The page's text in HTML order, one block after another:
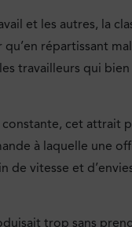
et les autres, la
répartissant
travailleurs qui
constante, cet attrait
à laquelle une
vitesse et
trop sans